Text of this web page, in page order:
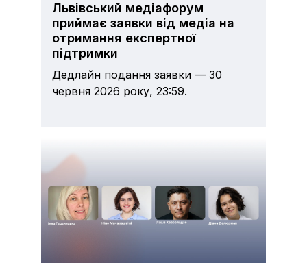
Львівський медіафорум
приймає заявки від медіа на
отримання експертної
підтримки
Дедлайн подання заявки — 30
червня 2026 року, 23:59.